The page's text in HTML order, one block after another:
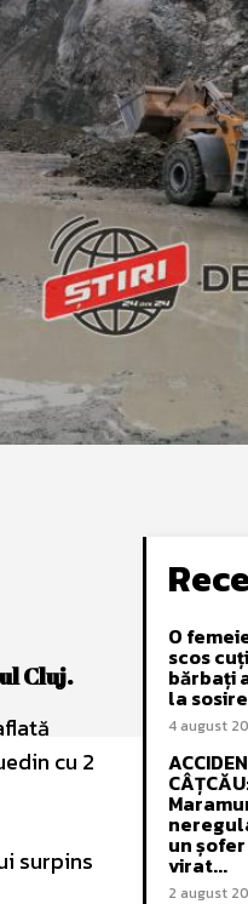
Cluj.
cu 2
surpins
O
scos
bărbați
la
4 august
un
virat...
2 august